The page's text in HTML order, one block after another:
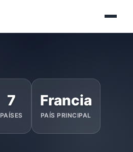
7
PAÍSES
Francia
PAÍS PRINCIPAL